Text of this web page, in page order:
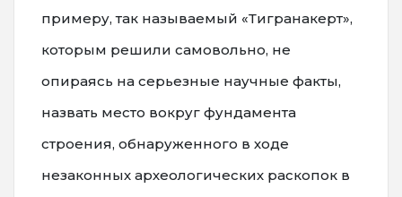
примеру, так называемый «Тигранакерт»,
которым решили самовольно, не
опираясь на серьезные научные факты,
назвать место вокруг фундамента
строения, обнаруженного в ходе
незаконных археологических раскопок в